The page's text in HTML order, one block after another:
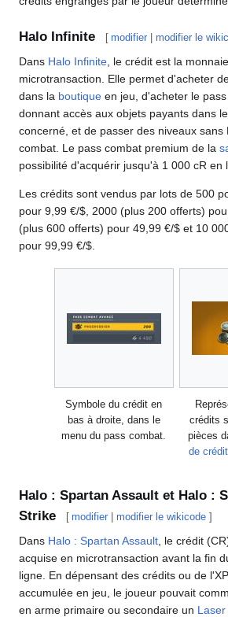
Halo Infinite [ modifier |modifier le
Dans Halo Infinite, le crédit est la
microtransaction. Elle permet d'acheter
dans la boutique en jeu, d'acheter le
donnant accès aux objets payants dans
concerné, et de passer des niveaux sans
combat. Le pass combat premium de la
possibilité d'acquérir jusqu'à 1 000 cR en
Les crédits sont vendus par lots de 500
pour 9,99 €/$, 2000 (plus 200 offerts)
(plus 600 offerts) pour 49,99 €/$ et 10
pour 99,99 €/$.
Symbole du crédit en
bas à droite, dans le
menu du pass combat.
crédits
pièces
de
Halo : Spartan Assault et Halo :
Strike
[ modifier |modifier le wikicode ]
Dans Halo : Spartan Assault , le crédit
acquise en microtransaction avant la fin
ligne. En dépensant des crédits ou de
accumulée en jeu, le joueur pouvait
en arme primaire ou secondaire un